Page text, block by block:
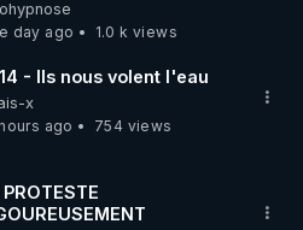
cap peut ruiner une
est un acte de santé
sous hypnose
day ago
1.0 k views
- Ils nous volent l'eau
x
ago
754 views
PROTESTE